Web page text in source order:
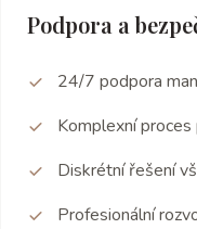
Podpora a
24/7 podpora
Komplexní
Diskrétní řešení
Profesionální